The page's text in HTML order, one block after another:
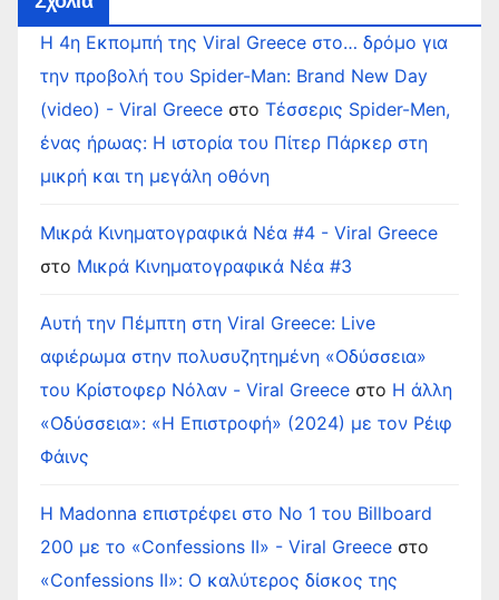
Η 4η Εκπομπή της Viral Greece στο… δρόμο για
την προβολή του Spider-Man: Brand New Day
(video) - Viral Greece στο Τέσσερις Spider-Men,
ένας ήρωας: Η ιστορία του Πίτερ Πάρκερ στη
μικρή και τη μεγάλη οθόνη
Μικρά Κινηματογραφικά Νέα #4 - Viral Greece
στο Μικρά Κινηματογραφικά Νέα #3
Αυτή την Πέμπτη στη Viral Greece: Live
αφιέρωμα στην πολυσυζητημένη «Οδύσσεια»
του Κρίστοφερ Νόλαν - Viral Greece στο Η άλλη
«Οδύσσεια»: «Η Επιστροφή» (2024) με τον Ρέιφ
Φάινς
Η Madonna επιστρέφει στο Νο 1 του Billboard
200 με το «Confessions II» - Viral Greece στο
«Confessions II»: Ο καλύτερος δίσκος της